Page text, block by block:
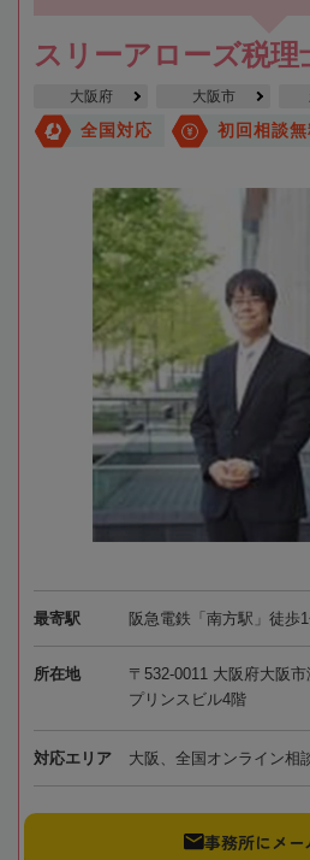
スリーアローズ税理
大阪府 大阪市
全国対応 初回相談無
最寄駅 阪急電鉄「南方駅」徒歩
所在地
〒532-0011 大阪府大阪
プリンスビル4階
対応エリア 大阪、全国オンライン相
事務所にメー